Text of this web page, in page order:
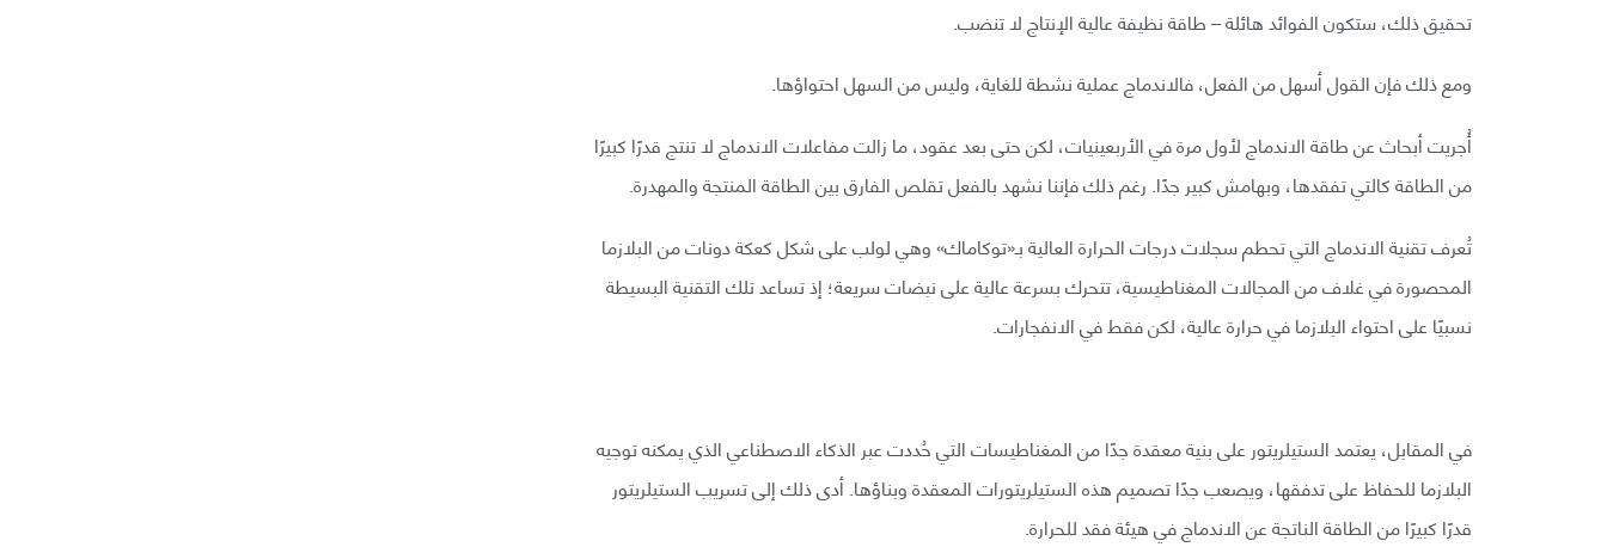
تحقيق ذلك، ستكون الفوائد هائلة – طاقة نظيفة عالية الإنتاج لا تنضب.
ومع ذلك فإن القول أسهل من الفعل، فالاندماج عملية نشطة للغاية، وليس من السهل احتواؤها.
أُجريت أبحاث عن طاقة الاندماج لأول مرة في الأربعينيات، لكن حتى بعد عقود، ما زالت مفاعلات الاندماج لا تنتج قدرًا كبيرًا
من الطاقة كالتي تفقدها، وبهامش كبير جدًا. رغم ذلك فإننا نشهد بالفعل تقلص الفارق بين الطاقة المنتجة والمهدرة.
تُعرف تقنية الاندماج التي تحطم سجلات درجات الحرارة العالية بـ«توكاماك» وهي لولب على شكل كعكة دونات من البلازما
المحصورة في غلاف من المجالات المغناطيسية، تتحرك بسرعة عالية على نبضات سريعة؛ إذ تساعد تلك التقنية البسيطة
نسبيًا على احتواء البلازما في حرارة عالية، لكن فقط في الانفجارات.
في المقابل، يعتمد الستيلريتور على بنية معقدة جدًا من المغناطيسات التي حُددت عبر الذكاء الاصطناعي الذي يمكنه توجيه
البلازما للحفاظ على تدفقها، ويصعب جدًا تصميم هذه الستيلريتورات المعقدة وبناؤها. أدى ذلك إلى تسريب الستيلريتور
قدرًا كبيرًا من الطاقة الناتجة عن الاندماج في هيئة فقد للحرارة.